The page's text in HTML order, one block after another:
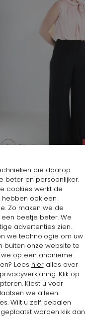
Start video
die daarop
beter en persoonlijker.
cookies werkt de
ook een
Zo maken we de
beetje beter. We
advertenties zien.
we technologie om uw
buiten onze website te
op een anonieme
Lees hieralles over
Klik op
Kiest u voor
we alleen
Wilt u zelf bepalen
worden klik dan